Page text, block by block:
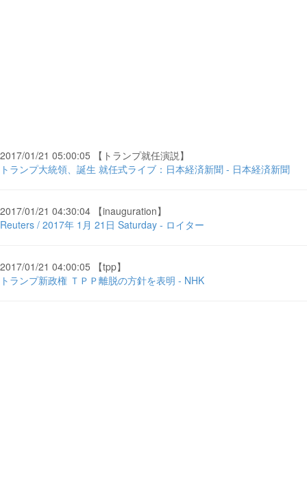
2017/01/21 05:00:05 【トランプ就任演説】
トランプ大統領、誕生 就任式ライブ：日本経済新聞 - 日本経済新聞
2017/01/21 04:30:04 【inauguration】
Reuters / 2017年 1月 21日 Saturday - ロイター
2017/01/21 04:00:05 【tpp】
トランプ新政権 ＴＰＰ離脱の方針を表明 - NHK